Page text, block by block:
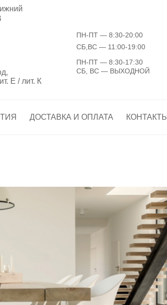
Е / лит. К
ПН-ПТ — 8:30-20:00
СБ,ВС — 11:00-19:00
ПН-ПТ — 8:30-17:30
СБ, ВС — ВЫХОДНОЙ
ДОСТАВКА И ОПЛАТА КОНТАКТЫ